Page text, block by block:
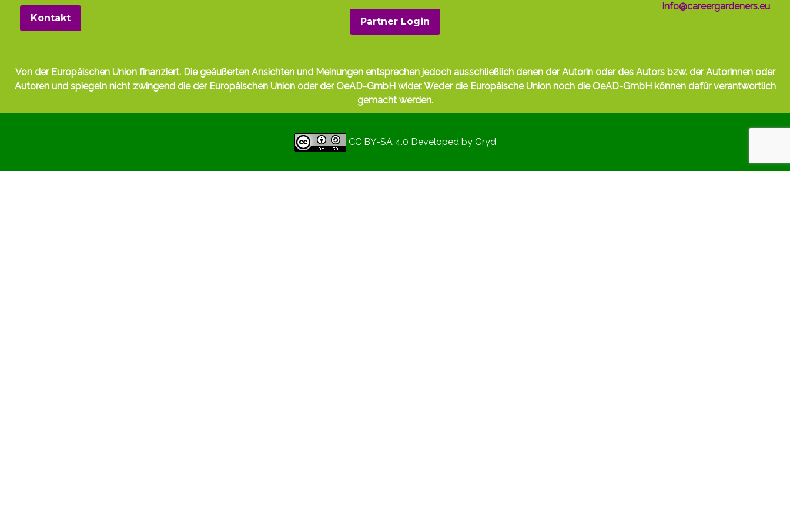
Kontakt Partner Login
info@careergardeners.eu
Von der Europäischen Union finanziert. Die geäußerten Ansichten und Meinungen entsprechen jedoch ausschließlich denen der Autorin oder des Autors bzw. der Autorinnen oder
Autoren und spiegeln nicht zwingend die der Europäischen Union oder der OeAD-GmbH wider. Weder die Europäische Union noch die OeAD-GmbH können dafür verantwortlich
gemacht werden.
CC BY-SA 4.0 Developed by Gryd